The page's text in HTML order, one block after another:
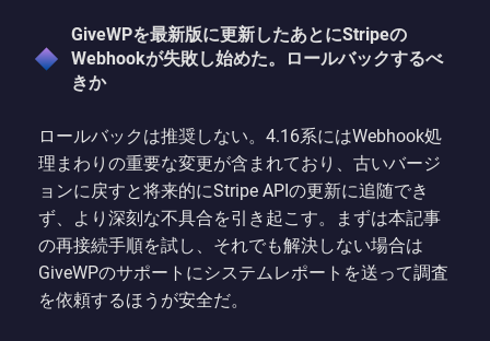
GiveWPを最新版に更新したあとにStripeの
Webhookが失敗し始めた。ロールバックするべ
きか
ロールバックは推奨しない。4.16系にはWebhook処
理まわりの重要な変更が含まれており、古いバージ
ョンに戻すと将来的にStripe APIの更新に追随でき
ず、より深刻な不具合を引き起こす。まずは本記事
の再接続手順を試し、それでも解決しない場合は
GiveWPのサポートにシステムレポートを送って調査
を依頼するほうが安全だ。